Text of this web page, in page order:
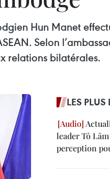
Hun Manet
Selon
relations bilatérales.
LES PLUS
leader Tô
perception